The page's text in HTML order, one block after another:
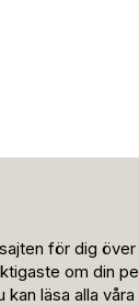
för dig
om din
läsa alla